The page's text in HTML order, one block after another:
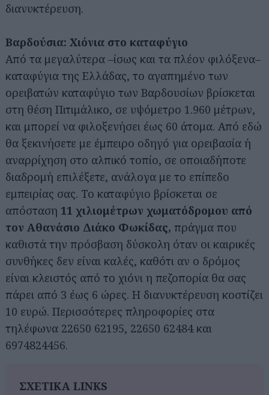
διανυκτέρευση.
Βαρδούσια: Χιόνια στο καταφύγιο
Από τα μεγαλύτερα –ίσως και τα πλέον φιλόξενα–
καταφύγια της Ελλάδας, το αγαπημένο των
ορειβατών καταφύγιο των Βαρδουσίων βρίσκεται
στη θέση Πιτιμάλικο, σε υψόμετρο 1.960 μέτρων,
και μπορεί να φιλοξενήσει έως 60 άτομα. Από εδώ
θα ξεκινήσετε με έμπειρο οδηγό για ορειβασία ή
αναρρίχηση στο αλπικό τοπίο, σε οποιαδήποτε
διαδρομή επιλέξετε, ανάλογα με το επίπεδο
εμπειρίας σας. Το καταφύγιο βρίσκεται σε
απόσταση 11 χιλιομέτρων χωματόδρομου από
τον Αθανάσιο Διάκο Φωκίδας, πράγμα που
καθιστά την πρόσβαση δύσκολη όταν οι καιρικές
συνθήκες δεν είναι καλές, καθότι αν ο δρόμος
είναι κλειστός από το χιόνι η πεζοπορία θα σας
πάρει από 3 έως 6 ώρες. Η διανυκτέρευση κοστίζει
10 ευρώ. Περισσότερες πληροφορίες στα
τηλέφωνα 22650 62195, 22650 62484 και
6974824456.
ΣΧΕΤΙΚΑ LINKS